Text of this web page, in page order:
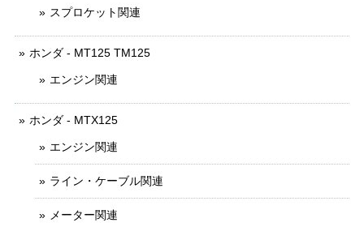
スプロケット関連
ホンダ - MT125 TM125
エンジン関連
ホンダ - MTX125
エンジン関連
ライン・ケーブル関連
メーター関連